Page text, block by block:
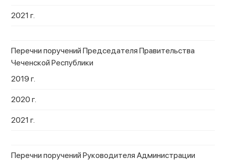
2021 г.
Перечни поручений Председателя Правительства
Чеченской Республики
2019 г.
2020 г.
2021 г.
Перечни поручений Руководителя Администрации